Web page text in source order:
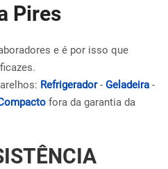
Pires
e é por isso que
Refrigerador- Geladeira -
fora da garantia da